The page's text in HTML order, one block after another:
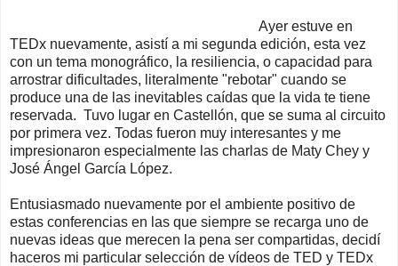
Ayer estuve en
TEDx nuevamente, asistí a mi segunda edición, esta vez
con un tema monográfico, la resiliencia, o capacidad para
arrostrar dificultades, literalmente "rebotar" cuando se
produce una de las inevitables caídas que la vida te tiene
reservada. Tuvo lugar en Castellón, que se suma al circuito
por primera vez. Todas fueron muy interesantes y me
impresionaron especialmente las charlas de Maty Chey y
José Ángel García López.
Entusiasmado nuevamente por el ambiente positivo de
estas conferencias en las que siempre se recarga uno de
nuevas ideas que merecen la pena ser compartidas, decidí
haceros mi particular selección de vídeos de TED y TEDx